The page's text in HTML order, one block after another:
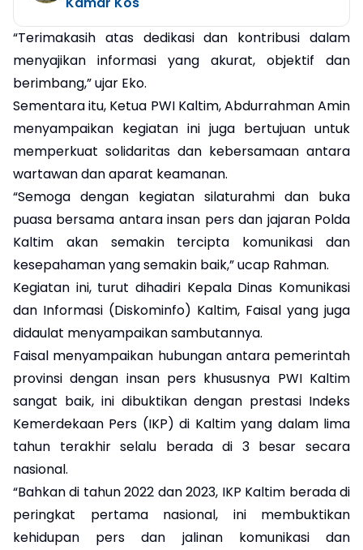
“Terimakasih atas dedikasi dan kontribusi dalam
menyajikan informasi yang akurat, objektif dan
berimbang,” ujar Eko.
Sementara itu, Ketua PWI Kaltim, Abdurrahman Amin
menyampaikan kegiatan ini juga bertujuan untuk
memperkuat solidaritas dan kebersamaan antara
wartawan dan aparat keamanan.
“Semoga dengan kegiatan silaturahmi dan buka
puasa bersama antara insan pers dan jajaran Polda
Kaltim akan semakin tercipta komunikasi dan
kesepahaman yang semakin baik,” ucap Rahman.
Kegiatan ini, turut dihadiri Kepala Dinas Komunikasi
dan Informasi (Diskominfo) Kaltim, Faisal yang juga
didaulat menyampaikan sambutannya.
Faisal menyampaikan hubungan antara pemerintah
provinsi dengan insan pers khususnya PWI Kaltim
sangat baik, ini dibuktikan dengan prestasi Indeks
Kemerdekaan Pers (IKP) di Kaltim yang dalam lima
tahun terakhir selalu berada di 3 besar secara
nasional.
“Bahkan di tahun 2022 dan 2023, IKP Kaltim berada di
peringkat pertama nasional, ini membuktikan
kehidupan pers dan jalinan komunikasi dan